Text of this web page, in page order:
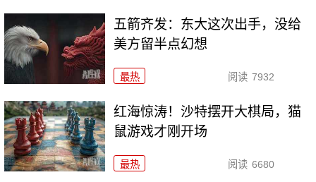
五箭齐发：东大这次出手，没给
美方留半点幻想
最热 阅读 7932
红海惊涛！沙特摆开大棋局，猫
鼠游戏才刚开场
最热 阅读 6680